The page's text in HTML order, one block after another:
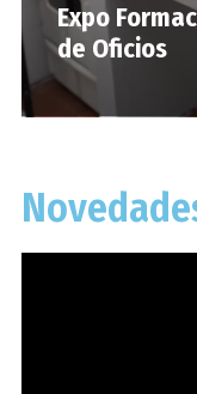
Expo
de Oficios